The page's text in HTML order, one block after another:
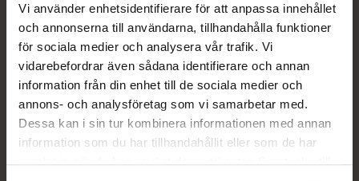
Vi använder enhetsidentifierare för att anpassa innehållet
och annonserna till användarna, tillhandahålla funktioner
för sociala medier och analysera vår trafik. Vi
vidarebefordrar även sådana identifierare och annan
information från din enhet till de sociala medier och
annons- och analysföretag som vi samarbetar med.
Dessa kan i sin tur kombinera informationen med annan
information som du har tillhandahållit eller som de har
samlat in när du har använt deras tjänster. Samtycke till
Aktuella erbjudanden
Beskrivning Dölj